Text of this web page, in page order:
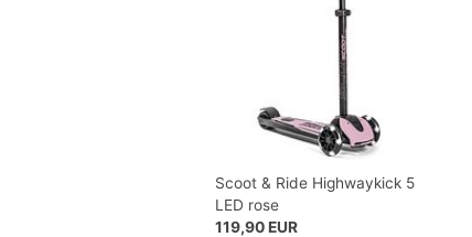
Scoot & Ride Highwaykick 5
LED rose
119,90 EUR